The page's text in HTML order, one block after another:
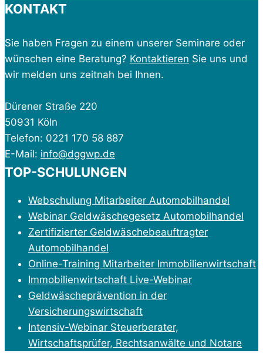
KONTAKT
Sie haben Fragen zu einem unserer Seminare oder
wünschen eine Beratung? Kontaktieren Sie uns und
wir melden uns zeitnah bei Ihnen.
Dürener Straße 220
50931 Köln
Telefon: 0221 170 58 887
E-Mail: info@dggwp.de
TOP-SCHULUNGEN
Webschulung Mitarbeiter Automobilhandel
Webinar Geldwäschegesetz Automobilhandel
Zertifizierter Geldwäschebeauftragter
Automobilhandel
Online-Training Mitarbeiter Immobilienwirtschaft
Immobilienwirtschaft Live-Webinar
Geldwäscheprävention in der
Versicherungswirtschaft
Intensiv-Webinar Steuerberater,
Wirtschaftsprüfer, Rechtsanwälte und Notare